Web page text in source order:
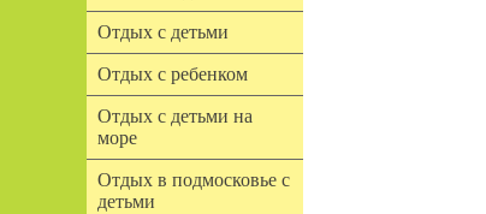
Отдых с детьми
Отдых с ребенком
Отдых с детьми на
море
Отдых в подмосковье с
детьми